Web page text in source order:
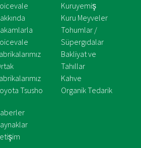
Tsusho
Kuruyemiş
Kuru Meyveler
Tohumlar /
Süpergıdalar
Bakliyat ve
Tahıllar
Kahve
Organik Tedarik